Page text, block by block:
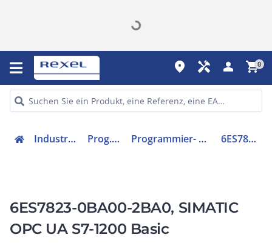
place handyman person shopping_cart0
Industriekomponenten Prog. Steuerungen Programmier- und Engineering-Software 6ES78230BA002BA0
6ES7823-0BA00-2BA0, SIMATIC
OPC UA S7-1200 Basic